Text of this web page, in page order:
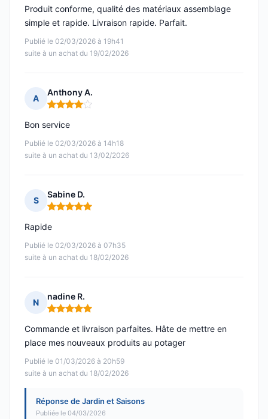
Publié le 02/03/2026 à 19h41
suite à un achat du 19/02/2026
Produit conforme, qualité des matériaux assemblage
simple et rapide. Livraison rapide. Parfait.
A
Anthony A.
Note : 4 sur 5
Publié le 02/03/2026 à 14h18
suite à un achat du 13/02/2026
Bon service
S
Sabine D.
Note : 5 sur 5
Publié le 02/03/2026 à 07h35
suite à un achat du 18/02/2026
Rapide
N
nadine R.
Note : 5 sur 5
Publié le 01/03/2026 à 20h59
suite à un achat du 18/02/2026
Commande et livraison parfaites. Hâte de mettre en
place mes nouveaux produits au potager
Réponse de Jardin et Saisons
Publiée le 04/03/2026